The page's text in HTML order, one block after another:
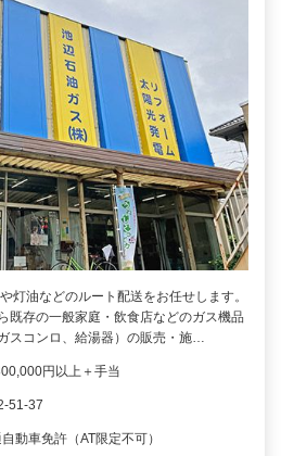
灯油などのルート配送をお任せします。
既存の一般家庭・飲食店などのガス機品
スコンロ、給湯器）の販売・施…
円以上＋手当
51-37
動車免許（AT限定不可）